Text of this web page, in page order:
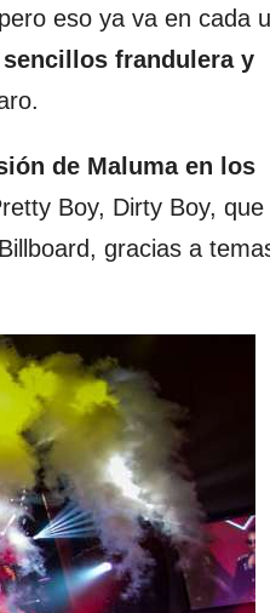
eso ya va en cada
sencillos frandulera y
de Maluma en los
Boy, Dirty Boy, que
gracias a